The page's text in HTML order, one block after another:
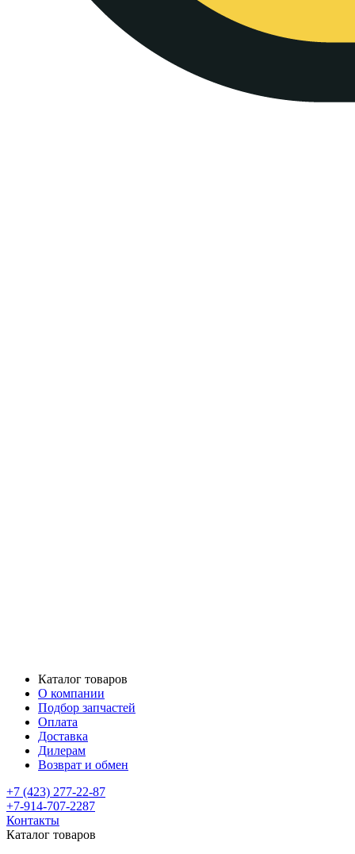
Каталог товаров
О компании
Подбор запчастей
Оплата
Доставка
Дилерам
Возврат и обмен
+7 (423) 277-22-87
+7-914-707-2287
Контакты
Каталог товаров